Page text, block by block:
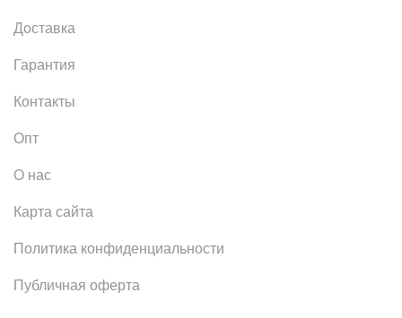
Доставка
Гарантия
Контакты
Опт
О нас
Карта сайта
Политика конфиденциальности
Публичная оферта